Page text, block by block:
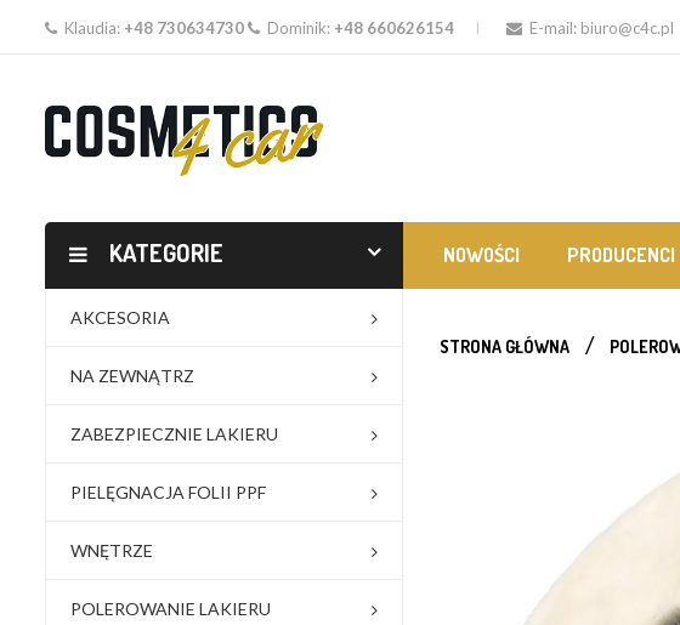
Klaudia: +48 730634730 Dominik: +48 660626154 E-mail: biuro@c4c.pl
KATEGORIE NOWOŚCI PRODUCENCI
AKCESORIA
NA ZEWNĄTRZ
ZABEZPIECZNIE LAKIERU
PIELĘGNACJA FOLII PPF
WNĘTRZE
POLEROWANIE LAKIERU
STRONA GŁÓWNA